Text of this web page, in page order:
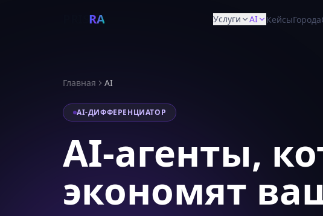
RA Услуги AI КейсыГорода
Главная AI
AI-ДИФФЕРЕНЦИАТОР
AI-агенты,
экономят